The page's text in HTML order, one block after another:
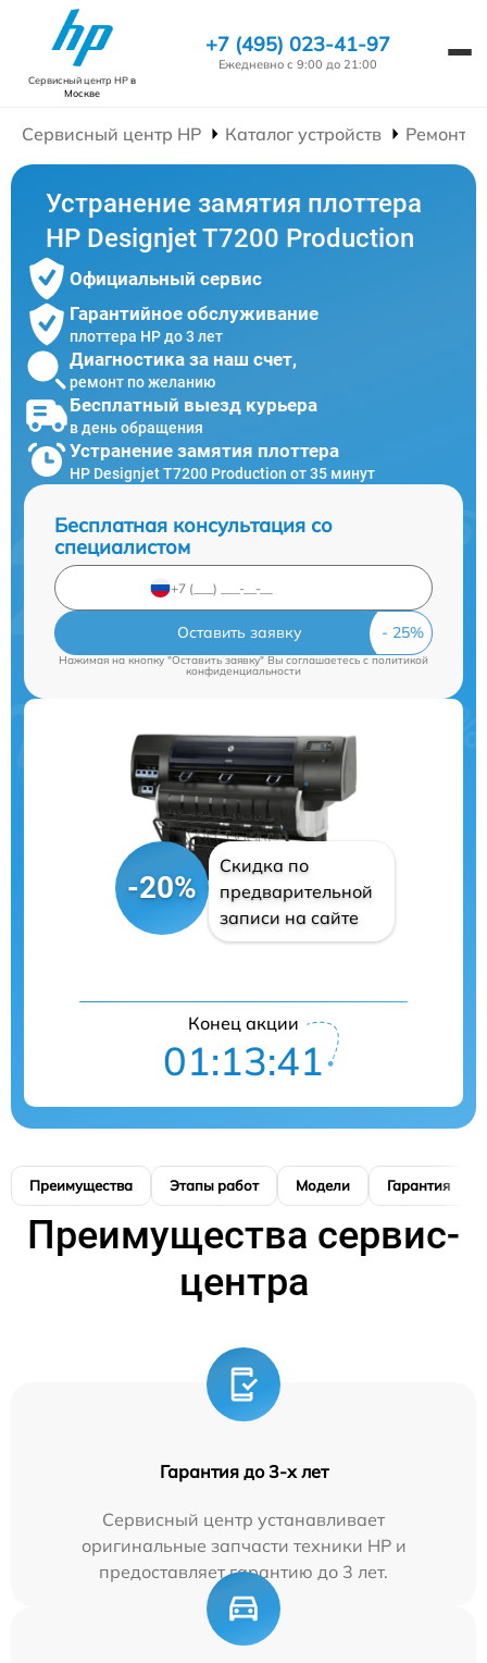
Сервисный центр HPв
Москве
+7 (495) 023-41-97
Ежедневно с 9:00 до 21:00
Сервисный центр HP Каталог устройств Ремонт
Устранение замятия плоттера
HP Designjet T7200 Production
Официальный сервис
Гарантийное обслуживание
плоттера HP до 3 лет
Диагностика за наш счет,
ремонт по желанию
Бесплатный выезд курьера
в день обращения
Устранение замятия плоттера
HP Designjet T7200 Production от 35 минут
Бесплатная консультация со
специалистом
Оставить заявку
Нажимая на кнопку "Оставить заявку" Вы соглашаетесь cполитикой
конфиденциальности
-20%
Скидка по
предварительной
записи на сайте
Конец акции
01:13:40
Преимущества Этапы работ Модели Гарантия
Преимущества сервис-
центра
Гарантия до 3-х лет
Сервисный центр устанавливает
оригинальные запчасти техники HP и
предоставляет гарантию до 3 лет.